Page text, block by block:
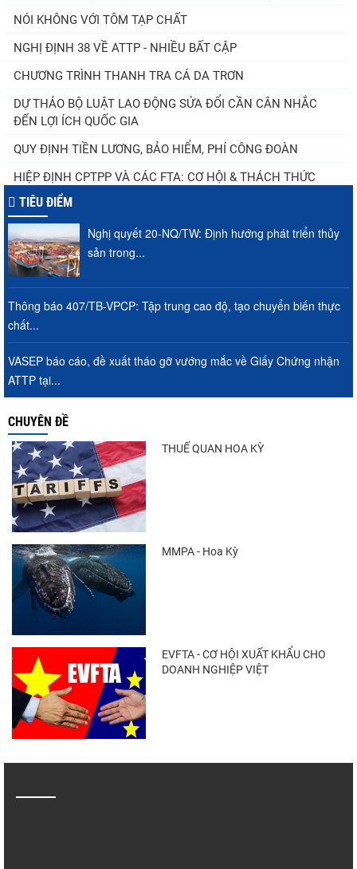
NÓI KHÔNG VỚI TÔM TẠP CHẤT
NGHỊ ĐỊNH 38 VỀ ATTP - NHIỀU BẤT CẬP
CHƯƠNG TRÌNH THANH TRA CÁ DA TRƠN
DỰ THẢO BỘ LUẬT LAO ĐỘNG SỬA ĐỔI CẦN CÂN NHẮC
ĐẾN LỢI ÍCH QUỐC GIA
QUY ĐỊNH TIỀN LƯƠNG, BẢO HIỂM, PHÍ CÔNG ĐOÀN
HIỆP ĐỊNH CPTPP VÀ CÁC FTA: CƠ HỘI & THÁCH THỨC
TIÊU ĐIỂM
Nghị quyết 20-NQ/TW: Định hướng phát triển thủy
sản trong...
Thông báo 407/TB-VPCP: Tập trung cao độ, tạo chuyển biến thực
chất...
VASEP báo cáo, đề xuất tháo gỡ vướng mắc về Giấy Chứng nhận
ATTP tại...
CHUYÊN ĐỀ
THUẾ QUAN HOA KỲ
MMPA - Hoa Kỳ
EVFTA - CƠ HỘI XUẤT KHẨU CHO
DOANH NGHIỆP VIỆT